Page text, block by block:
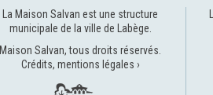
La Maison Salvan est une structure
municipale de la ville de Labège
Maison Salvan, tous droits réservés.
Crédits, mentions légales ›